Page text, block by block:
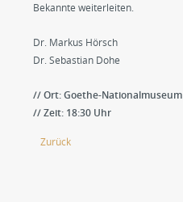
Bekannte weiterleiten.
Dr. Markus Hörsch
Dr. Sebastian Dohe
// Ort: Goethe-Nationalmuseum
// Zeit: 18:30 Uhr
Zurück